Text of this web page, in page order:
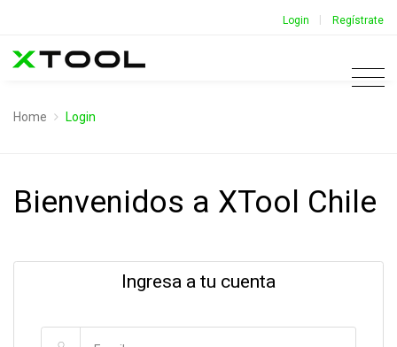
Login | Regístrate
Home Login
Bienvenidos a XTool Chile
Ingresa a tu cuenta